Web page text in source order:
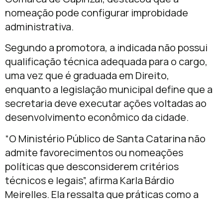
nomeação pode configurar improbidade
administrativa.
Segundo a promotora, a indicada não possui
qualificação técnica adequada para o cargo,
uma vez que é graduada em Direito,
enquanto a legislação municipal define que a
secretaria deve executar ações voltadas ao
desenvolvimento econômico da cidade.
“O Ministério Público de Santa Catarina não
admite favorecimentos ou nomeações
políticas que desconsiderem critérios
técnicos e legais”, afirma Karla Bárdio
Meirelles. Ela ressalta que práticas como a